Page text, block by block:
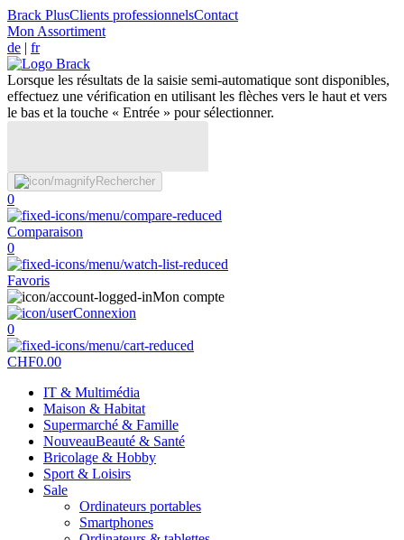
Brack PlusClients professionnelsContact
Mon Assortiment
de | fr
Lorsque les résultats de la saisie semi-automatique sont disponibles,
effectuez une vérification en utilisant les flèches vers le haut et vers
le bas et la touche « Entrée » pour sélectionner.
Rechercher
0
Comparaison
0
Favoris
Mon compte
Connexion
0
CHF0.00
IT & Multimédia
Maison & Habitat
Supermarché & Famille
NouveauBeauté & Santé
Bricolage & Hobby
Sport & Loisirs
Sale
Ordinateurs portables
Smartphones